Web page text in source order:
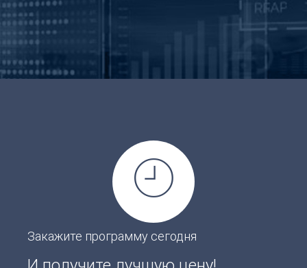
Закажите программу сегодня